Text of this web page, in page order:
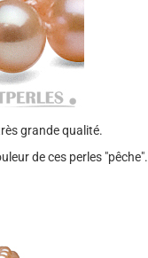
grande qualité.
de ces perles "pêche".